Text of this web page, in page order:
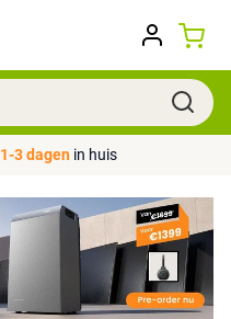
1-3 dagen in huis